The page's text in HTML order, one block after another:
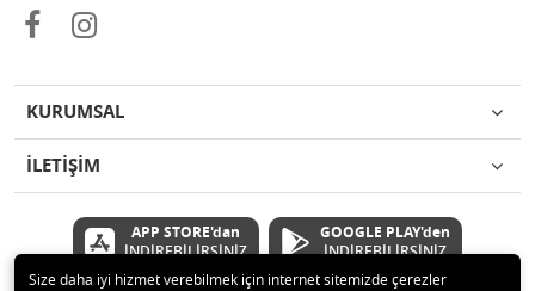
KURUMSAL
İLETİŞİM
APP STORE'dan
İNDİREBİLİRSİNİZ
GOOGLE PLAY'den
İNDİREBİLİRSİNİZ
Size daha iyi hizmet verebilmek için internet sitemizde çerezler